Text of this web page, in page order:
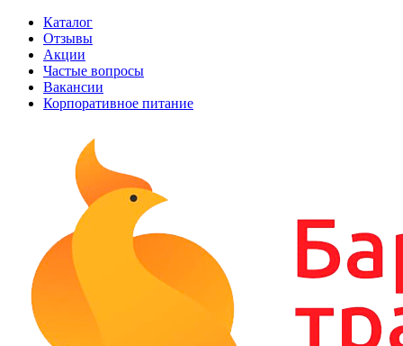
Каталог
Отзывы
Акции
Частые вопросы
Вакансии
Корпоративное питание